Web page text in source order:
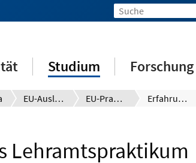
Studium Forschung
EU-Auslandspraktika EU-Praktika News Erfahrungsbericht: Digitales Lehramtspraktikum in England
Lehramtspraktikum